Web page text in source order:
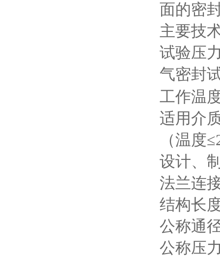
面的密
主要技
试验压
气密封
工作温
适用介
（温度
设计、
法兰连
结构长
公称通
公称压